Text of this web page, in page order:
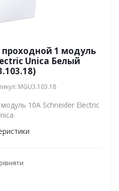
1 модуль
Unica Белый
MGU3.103.18
10А Schneider Electric